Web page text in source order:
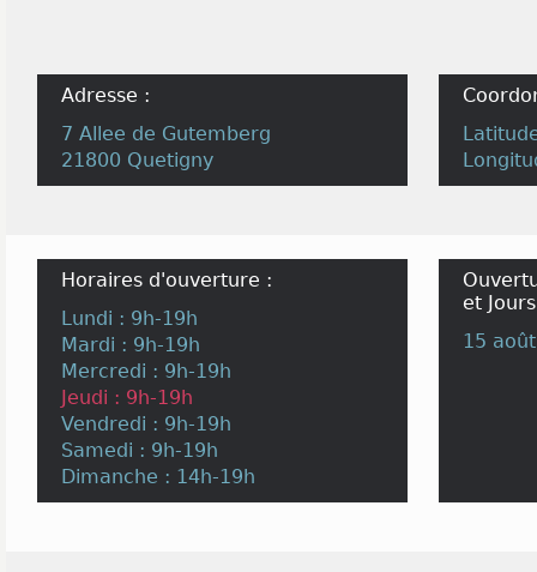
Adresse :
7 Allee de Gutemberg
21800 Quetigny
Horaires d'ouverture :
Lundi : 9h-19h
Mardi : 9h-19h
Mercredi : 9h-19h
Jeudi : 9h-19h
Vendredi : 9h-19h
Samedi : 9h-19h
Dimanche : 14h-19h
et
15